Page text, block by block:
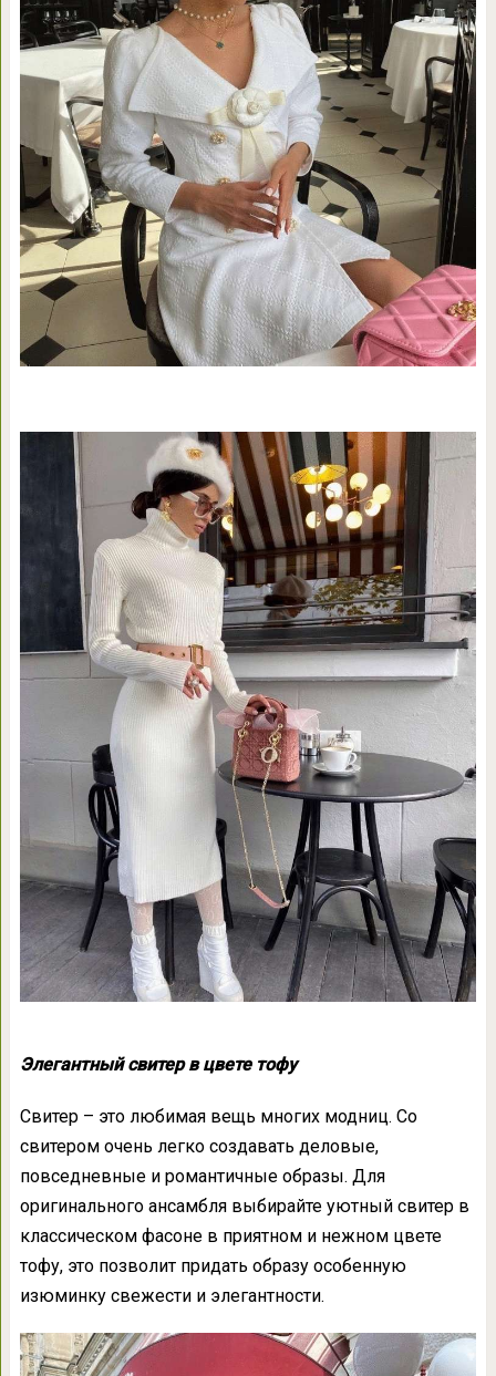
Элегантныйсвитер в цвете тофу
Свитер – это любимая вещь многих модниц. Со
свитером очень легко создавать деловые,
повседневные и романтичные образы. Для
оригинального ансамбля выбирайте уютный свитер в
классическом фасоне в приятном и нежном цвете
тофу, это позволит придать образу особенную
изюминку свежести и элегантности.